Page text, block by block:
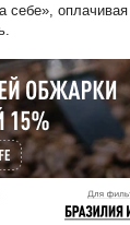
себе»,